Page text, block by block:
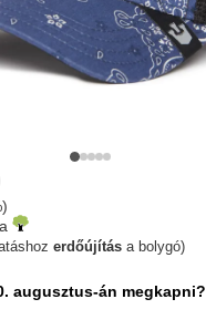
erdőújítás a bolygó)
augusztus-án megkapni?